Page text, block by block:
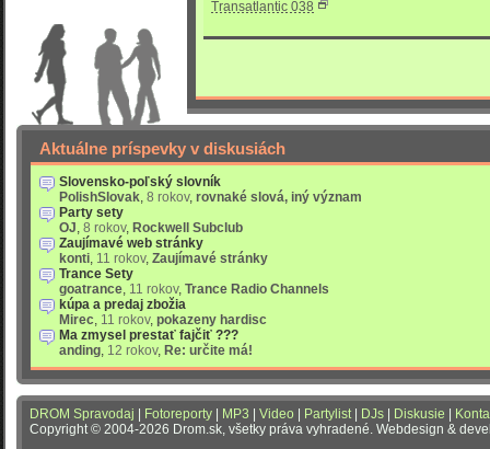
Transatlantic 038
Aktuálne príspevky v diskusiách
Slovensko-poľský slovník
PolishSlovak 8 rokov, rovnaké slová, iný význam
Party sety
OJ 8 rokov, Rockwell Subclub
Zaujímavé web stránky
konti 11 rokov, Zaujímavé stránky
Trance Sety
goatrance 11 rokov, Trance Radio Channels
kúpa a predaj zbožia
Mirec 11 rokov, pokazeny hardisc
Ma zmysel prestať fajčiť ???
anding 12 rokov, Re: určite má!
DROM Spravodaj | Fotoreporty | MP3 | Video | Partylist | DJs | Diskusie |
Copyright © 2004-2026 Drom.sk, všetky práva vyhradené. Webdesign &